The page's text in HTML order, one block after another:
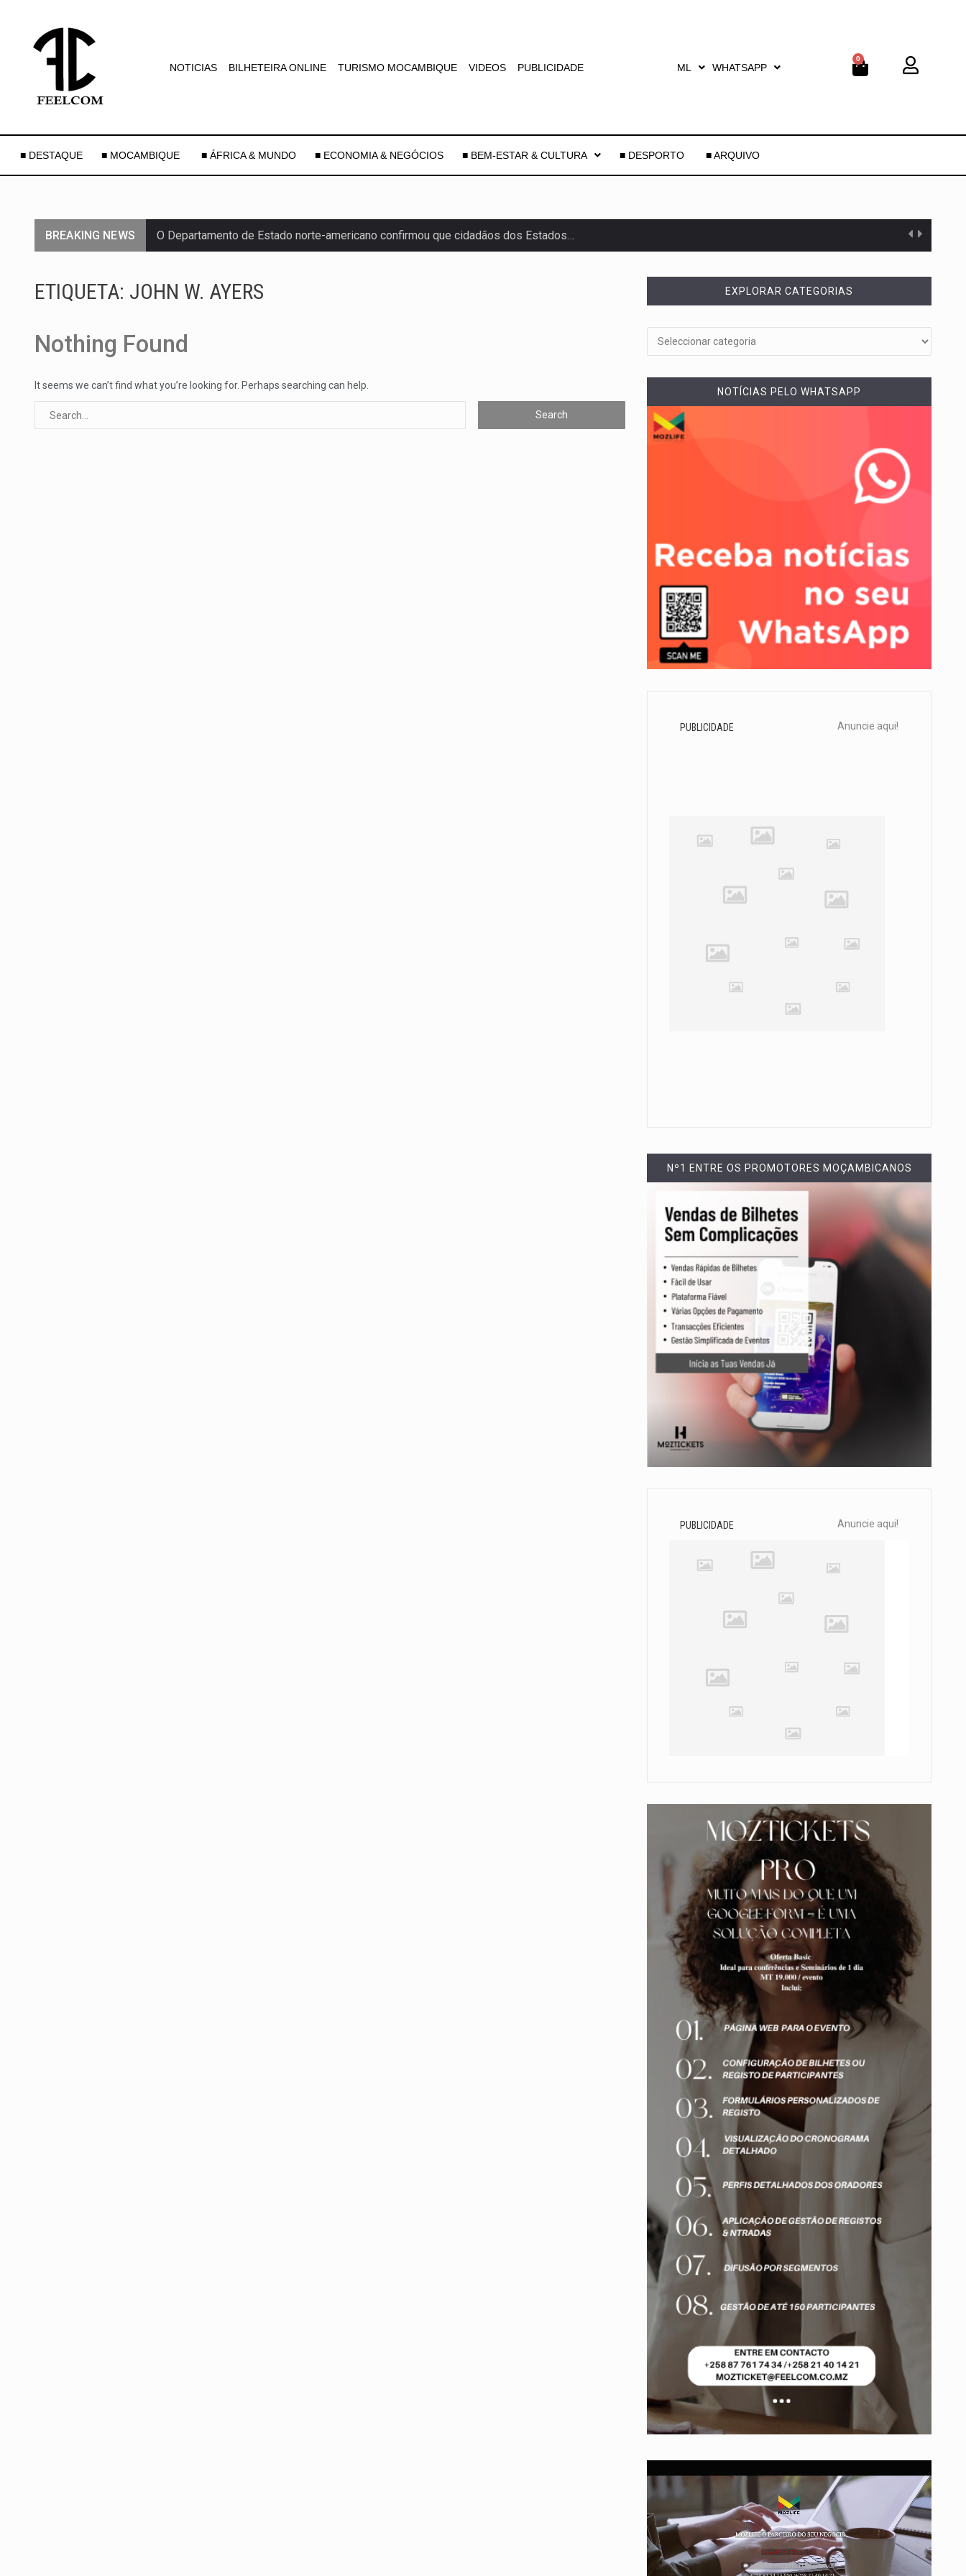
NOTICIAS BILHETEIRA ONLINE TURISMO MOCAMBIQUE VIDEOS PUBLICIDADE ML WHATSAPP
0
■ DESTAQUE ■ MOCAMBIQUE ■ ÁFRICA & MUNDO ■ ECONOMIA & NEGÓCIOS ■ BEM-ESTAR & CULTURA ■ DESPORTO ■ ARQUIVO
BREAKING NEWS O Departamento de Estado norte-americano confirmou que cidadãos dos Estados…
A descoberta representa um marco para a astronomia moderna. Embora…
Segundo as autoridades canadianas, mais de 200 incêndios florestais continuam…
Um dos casos mais graves envolveu a residência de Sam…
A cidade de Bunia, capital da província de Ituri, tornou-se…
ETIQUETA: JOHN W. AYERS
Nothing Found
It seems we can’t find what you’re looking for. Perhaps searching can help.
EXPLORAR CATEGORIAS
NOTÍCIAS PELO WHATSAPP
PUBLICIDADE Anuncie aqui!
Nº1 ENTRE OS PROMOTORES MOÇAMBICANOS
PUBLICIDADE Anuncie aqui!